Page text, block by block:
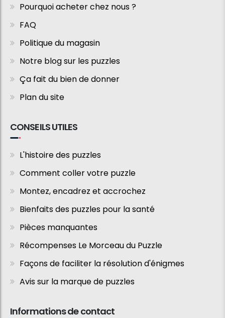
Pourquoi acheter chez nous ?
FAQ
Politique du magasin
Notre blog sur les puzzles
Ça fait du bien de donner
Plan du site
CONSEILS UTILES
L'histoire des puzzles
Comment coller votre puzzle
Montez, encadrez et accrochez
Bienfaits des puzzles pour la santé
Pièces manquantes
Récompenses Le Morceau du Puzzle
Façons de faciliter la résolution d'énigmes
Avis sur la marque de puzzles
Informations de contact